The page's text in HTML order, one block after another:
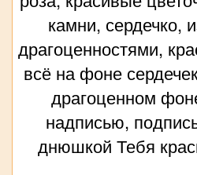
камни, сердечко,
драгоценностями,
всё на фоне
драгоценном
надписью,
днюшкой Тебя